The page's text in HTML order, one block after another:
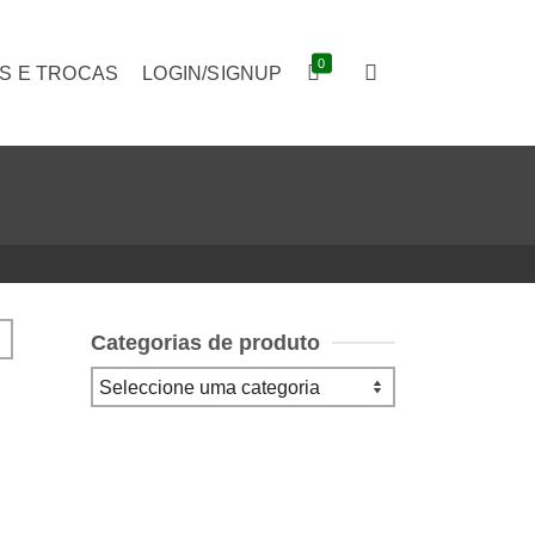
E TROCAS LOGIN/SIGNUP 0
Categorias de produto